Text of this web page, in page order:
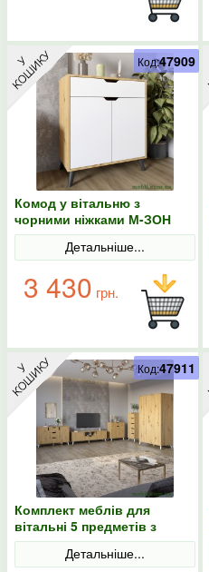
Комод у вітальню з
чорними ніжками М-ЗОН
Борн 750 Дуб Артизан/
Німфеа Альба (білий)
Детальніше...
3 430 грн.
Код:47909
Комплект меблів для
вітальні 5 предметів з
білими ніжками М-ЗОН
Борн Дуб Артизан
Детальніше...
Код:47911